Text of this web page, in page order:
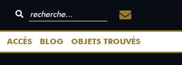
ACCÈS BLOG OBJETS TROUVÉS